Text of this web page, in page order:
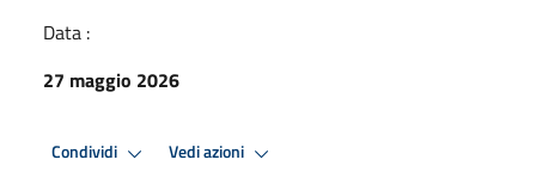
Data :
27 maggio 2026
Condividi Vedi azioni